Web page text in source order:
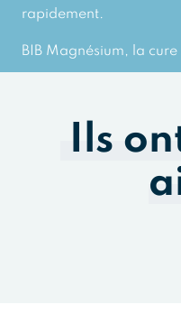
rapidement.
BIB Magnésium, la
Ils